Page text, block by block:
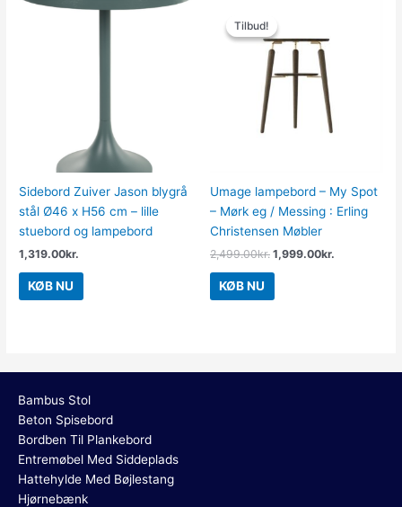
Sidebord Zuiver Jason blygrå
stål Ø46 x H56 cm – lille
stuebord og lampebord
1,319.00kr.
KØB NU
Tilbud!
Tilbud!
Umage lampebord – My Spot
– Mørk eg / Messing : Erling
Christensen Møbler
2,499.00kr.
pris
var:
2,499.00kr..
1,999.00kr.
KØB NU
Bambus Stol
Beton Spisebord
Bordben Til Plankebord
Entremøbel Med Siddeplads
Hattehylde Med Bøjlestang
Hjørnebænk